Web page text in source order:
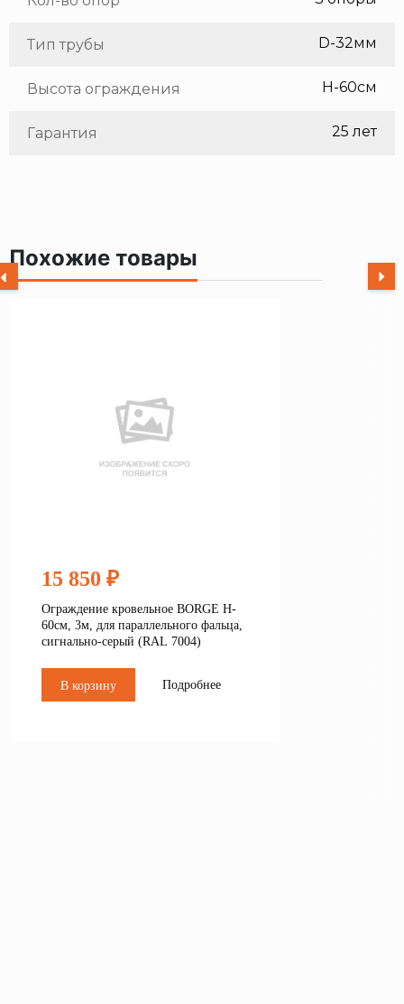
Тип трубы D-32мм
Высота ограждения H-60см
Гарантия 25 лет
Похожие товары
15 850 ₽
Ограждение кровельное BORGE H-
60см, 3м, для параллельного фальца,
сигнально-серый (RAL 7004)
В корзину Подробнее